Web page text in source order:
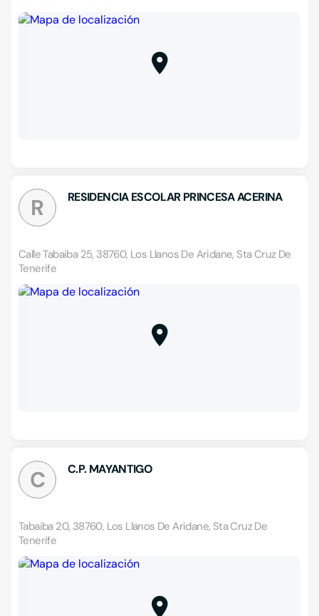
R RESIDENCIA ESCOLAR PRINCESA ACERINA
Calle Tabaiba 25, 38760, Los Llanos De Aridane, Sta Cruz De
Tenerife
C C.P. MAYANTIGO
Tabaiba 20, 38760, Los Llanos De Aridane, Sta Cruz De
Tenerife